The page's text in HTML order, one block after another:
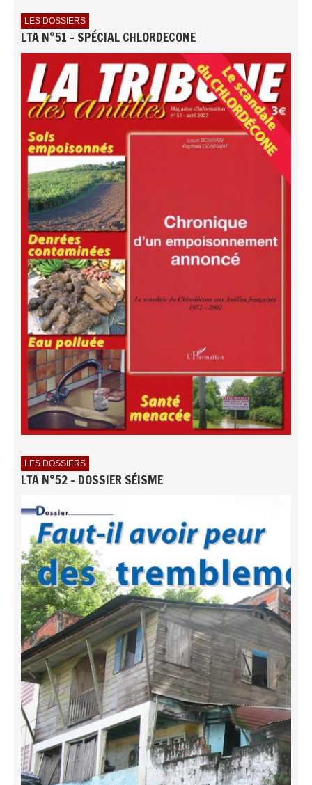
LES DOSSIERS
LTA N°51 - SPÉCIAL CHLORDECONE
LES DOSSIERS
LTA N°52 - DOSSIER SÉISME